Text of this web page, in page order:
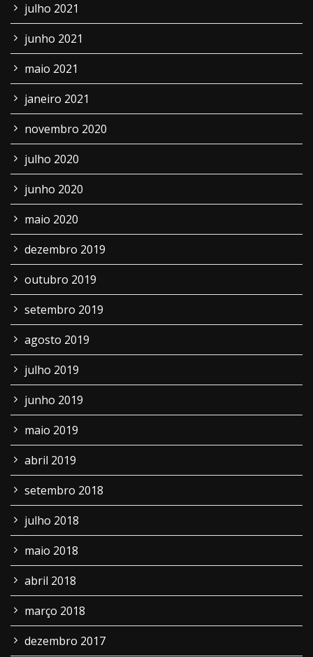
julho 2021
junho 2021
maio 2021
janeiro 2021
novembro 2020
julho 2020
junho 2020
maio 2020
dezembro 2019
outubro 2019
setembro 2019
agosto 2019
julho 2019
junho 2019
maio 2019
abril 2019
setembro 2018
julho 2018
maio 2018
abril 2018
março 2018
dezembro 2017